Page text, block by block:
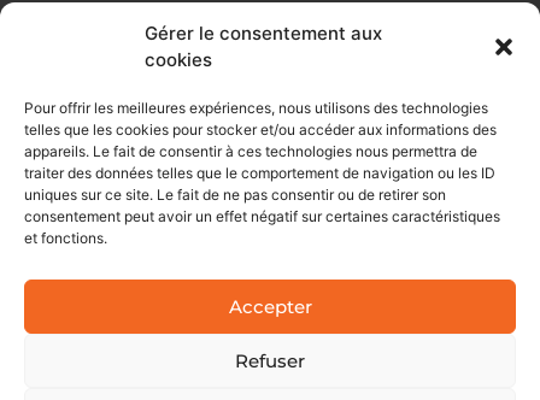
Gérer le consentement aux
cookies
Pour offrir les meilleures expériences, nous utilisons des technologies
telles que les cookies pour stocker et/ou accéder aux informations des
appareils. Le fait de consentir à ces technologies nous permettra de
traiter des données telles que le comportement de navigation ou les ID
uniques sur ce site. Le fait de ne pas consentir ou de retirer son
consentement peut avoir un effet négatif sur certaines caractéristiques
et fonctions.
Accepter
Refuser
NOS SERVICES
Informatique
Idées cadeaux
Impressions reliées
Événements familiaux
Photocopies/impressions
Communication professionnelle
Photocopie, impression ou scan ?
Le Poster Scientifique, comment le créer ?